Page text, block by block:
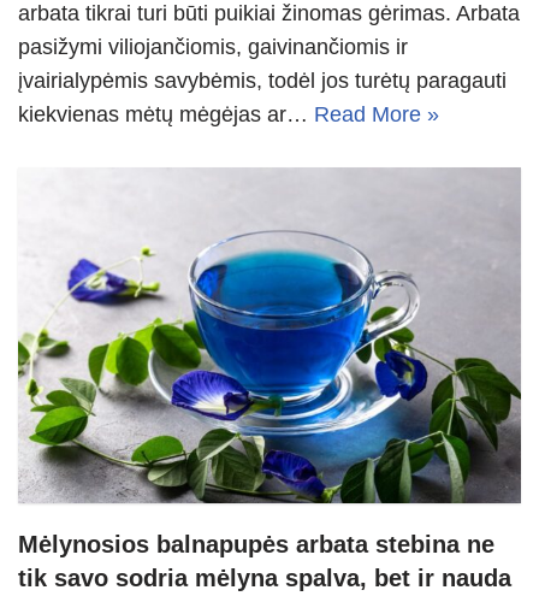
arbata tikrai turi būti puikiai žinomas gėrimas. Arbata
pasižymi viliojančiomis, gaivinančiomis ir
įvairialypėmis savybėmis, todėl jos turėtų paragauti
kiekvienas mėtų mėgėjas ar… Read More »
Mėlynosios balnapupės arbata stebina ne
tik savo sodria mėlyna spalva, bet ir nauda